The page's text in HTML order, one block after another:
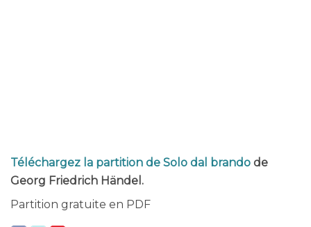
Téléchargez la partition de Solo dal brando de
Georg Friedrich Händel.
Partition gratuite en PDF